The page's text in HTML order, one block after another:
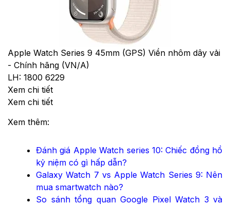
Apple Watch Series 9 45mm (GPS) Viền nhôm dây vải
- Chính hãng (VN/A)
LH: 1800 6229
Xem chi tiết
Xem chi tiết
Xem thêm:
Đánh giá Apple Watch series 10: Chiếc đồng hồ
kỷ niệm có gì hấp dẫn?
Galaxy Watch 7 vs Apple Watch Series 9: Nên
mua smartwatch nào?
So sánh tổng quan Google Pixel Watch 3 và